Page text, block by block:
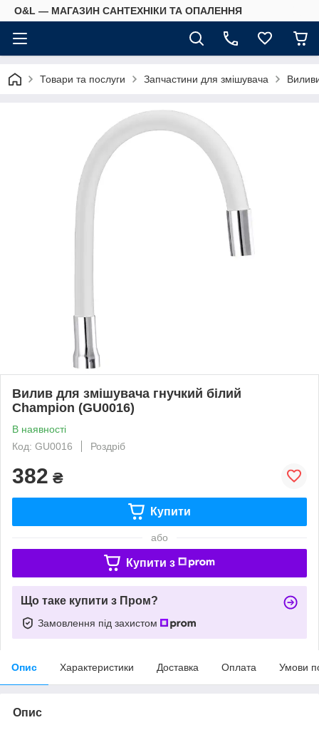
O&L — МАГАЗИН САНТЕХНІКИ ТА ОПАЛЕННЯ
Товари та послуги Запчастини для змішувача
Вилив для змішувача гнучкий білий
Champion (GU0016)
В наявності
Код: GU0016
Роздріб
382 ₴
Купити
або
Купити з
Що таке купити з Пром?
Замовлення під захистом
Опис Характеристики Доставка Оплата Умови
Опис